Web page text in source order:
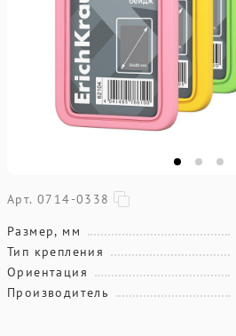
Арт. 0714-0338
Размер, мм
Тип крепления
Ориентация
Производитель